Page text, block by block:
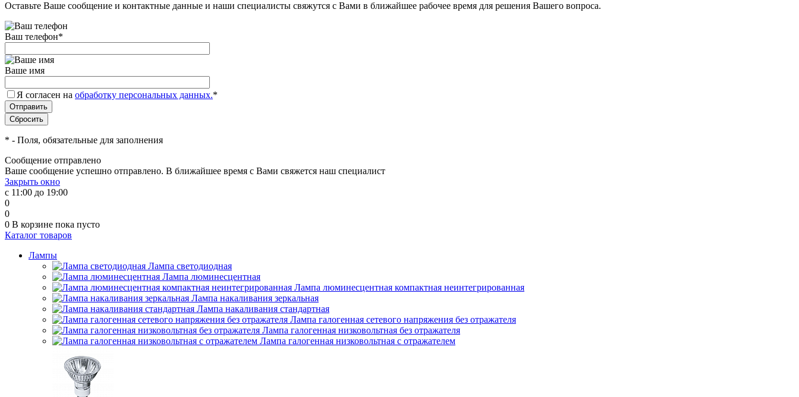
Оставьте Ваше сообщение и контактные данные и наши специалисты свяжутся с Вами в ближайшее рабочее время для решения Вашего вопроса.
Ваш телефон*
Ваше имя
Я согласен на обработку персональных данных.*
* - Поля, обязательные для заполнения
Сообщение отправлено
Ваше сообщение успешно отправлено. В ближайшее время с Вами свяжется наш специалист
Закрыть окно
с 11:00 до 19:00
0
0
0 В корзине пока пусто
Каталог товаров
Лампы
Лампа светодиодная
Лампа люминесцентная
Лампа люминесцентная компактная неинтегрированная
Лампа накаливания зеркальная
Лампа накаливания стандартная
Лампа галогенная сетевого напряжения без отражателя
Лампа галогенная низковольтная без отражателя
Лампа галогенная низковольтная с отражателем